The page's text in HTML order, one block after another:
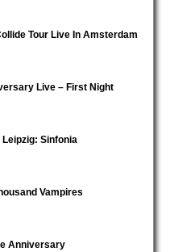
Tour Live In Amsterdam
Live – First Night
Sinfonia
Vampires
Anniversary